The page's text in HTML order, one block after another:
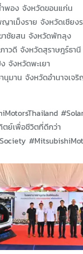
พอง จังหวัดขอนแก่น
าเม็งราย จังหวัดเชียง
าชัยสน จังหวัดพัทลุง
าวดี จังหวัดสุราษฎร์ธานี
จังหวัดพะเยา
นุมาน จังหวัดอำนาจเจ
ย์เพื่อชีวิตที่ดีกว่า